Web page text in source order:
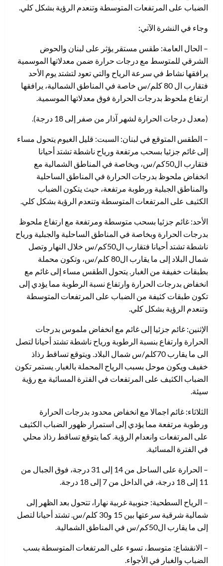
الضباب على المرتفعات المتوسطة وتنعدم الرؤية بشكل كلي.
وجاء في النشرة الآتي:
– الحال العامة: طقس مستقر يؤثر على لبنان والحوض
الشرقي للمتوسط مع درجات حرارة ضمن معدلاتها الموسمية
يرافقها نشاط في سرعة الرياح والتي تعود لتشتد يوم الأحد
فتقارب ال 80 كلم/س خاصة في المناطق الشمالية، يرافقها
ارتفاع ملحوظ بدرجات الحرارة فوق معدلاتها الموسمية.
(معدل درجات الحرارة لشهر آذار من صفر إلى 18 درجة).
– الطقس المتوقع في لبنان: السبت: قليل الغيوم يتحول مساء
إلى غائم جزئيا بسحب مرتفعة ورياح ناشطة تشتد أحيانا
فتقارب ال50كم/س، وبخاصة في المناطق الشمالية مع
انخفاض ملحوظ بدرجات الحرارة في المناطق الساحلية
والمناطق الجبلية ورطوبة مرتفعة، حيث يتكون الضباب
الكثيف على المرتفعات المتوسطة وتنعدم الرؤية بشكل كلي.
الأحد: غائم جزئيا بسحب متوسطة ومرتفعة مع ارتفاع ملحوظ
بدرجات الحرارة وبخاصة في المناطق الساحلية والجبلية ورياح
ناشطة تشتد أحيانا فتقارب ال50كم/س خلال النهار وتصل
شمال البلاد إلى ما يقارب ال80 كلم/س، وتكون محملة
بطبقات خفيفة من الغبار. يتحول الطقس مساء إلى غائم مع
انخفاض بدرجات الحرارة وارتفاع نسبة الرطوبة مما يؤدي إلى
تكون طبقات كثيفة من الضباب على المرتفعات المتوسطة
وتنعدم الرؤية بشكل كلي.
الإثنين: غائم جزئيا إلى غائم مع انخفاض ملموس بدرجات
الحرارة وارتفاع بنسبة الرطوبة ورياح ناشطة تشتد أحيانا لتصل
الى ما يقارب 70كلم/س شمال البلاد. ويتوقع تساقط رذاذ
خفيف ويكون موحل بسبب الرياح المحملة بالغبار. يستمر تكون
الضباب الكثيف على المرتفعات في الفترة المسائية مع رؤية
سيئة.
الثلاثاء: غائم اجمالا مع انخفاض محدود بدرجات الحرارة
ورطوبة مرتفعة مما يؤدي إلى استمرار ظهور الضباب الكثيف
على المرتفعات وانعدام الرؤية. كما يتوقع تساقط رذاذ محلي
في الفترة المسائية.
– الحرارة على الساحل من 14 إلى 31 درجة، فوق الجبال من
11 إلى 18 درجة، في الداخل من 7 إلى 18 درجة.
– الرياح السطحية: جنوبية غربية نهارا، تتحول بعد الظهر إلى
شمالية شرقية سرعتها بين 15 و30 كلم/س. تشتد أحيانا لتصل
إلى ما يقارب ال50كم/س في المناطق الشمالية.
– الانقشاع: متوسط، تسوء على المرتفعات المتوسطة بسب
الضباب والغبار في الأجواء.